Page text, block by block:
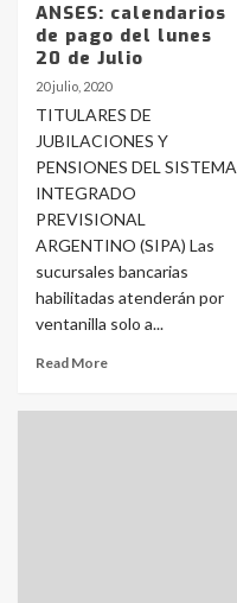
ANSES: calendarios
de pago del lunes
20 de Julio
20 julio, 2020
TITULARES DE
JUBILACIONES Y
PENSIONES DEL SISTEMA
INTEGRADO
PREVISIONAL
ARGENTINO (SIPA) Las
sucursales bancarias
habilitadas atenderán por
ventanilla solo a...
Read More